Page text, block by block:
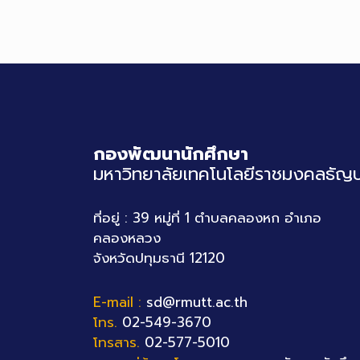
กองพัฒนานักศึกษา
มหาวิทยาลัยเทคโนโลยีราชมงคลธัญ
ที่อยู่ : 39 หมู่ที่ 1 ตำบลคลองหก อำเภอ
คลองหลวง
จังหวัดปทุมธานี 12120
E-mail : sd@rmutt.ac.th
โทร. 02-549-3670
โทรสาร. 02-577-5010